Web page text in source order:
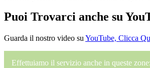
Puoi Trovarci anche su
Guarda il nostro video su YouTube, Clicca
Effettuiamo il servizio anche in queste zone: